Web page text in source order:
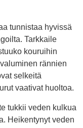
tunnistaa hyvissä
Tarkkaile
kouruihin
rännien
selkeitä
vaativat huoltoa.
tukkii veden kulkua
Heikentynyt veden